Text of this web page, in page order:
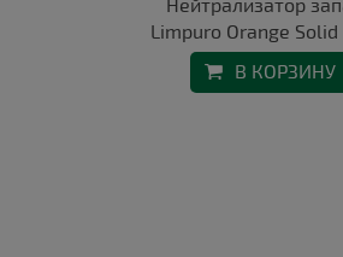
Нейтрализатор
Limpuro Orange
В КОРЗИНУ